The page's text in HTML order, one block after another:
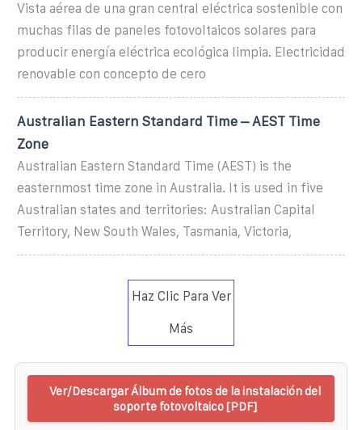
Vista aérea de una gran central eléctrica sostenible con
muchas filas de paneles fotovoltaicos solares para
producir energía eléctrica ecológica limpia. Electricidad
renovable con concepto de cero
Australian Eastern Standard Time – AEST Time
Zone
Australian Eastern Standard Time (AEST) is the
easternmost time zone in Australia. It is used in five
Australian states and territories: Australian Capital
Territory, New South Wales, Tasmania, Victoria,
Haz Clic Para Ver
Más
Ver/Descargar Álbum de fotos de la instalación del
soporte fotovoltaico [PDF]